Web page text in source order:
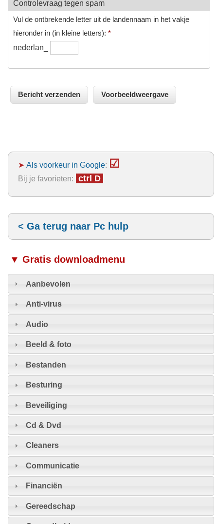
Controlevraag tegen spam
Vul de ontbrekende letter uit de landennaam in het vakje
hieronder in (in kleine letters): *
nederlan_
➤ Als voorkeur in Google: ☑
Bij je favorieten: ctrl D
< Ga terug naar Pc hulp
▼ Gratis downloadmenu
Aanbevolen
Anti-virus
Audio
Beeld & foto
Bestanden
Besturing
Beveiliging
Cd & Dvd
Cleaners
Communicatie
Financiën
Gereedschap